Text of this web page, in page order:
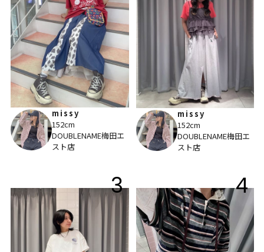
missy
152cm
DOUBLENAME梅田エ
スト店
missy
152cm
DOUBLENAME梅田エ
スト店
3 4